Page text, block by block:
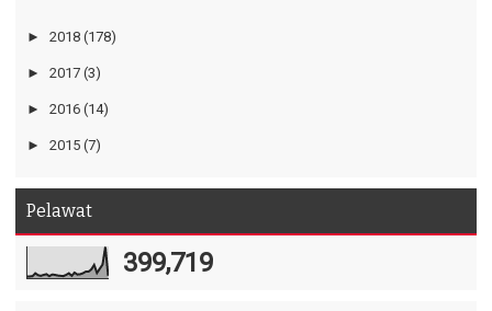
► 2018 (178)
► 2017 (3)
► 2016 (14)
► 2015 (7)
Pelawat
399,719